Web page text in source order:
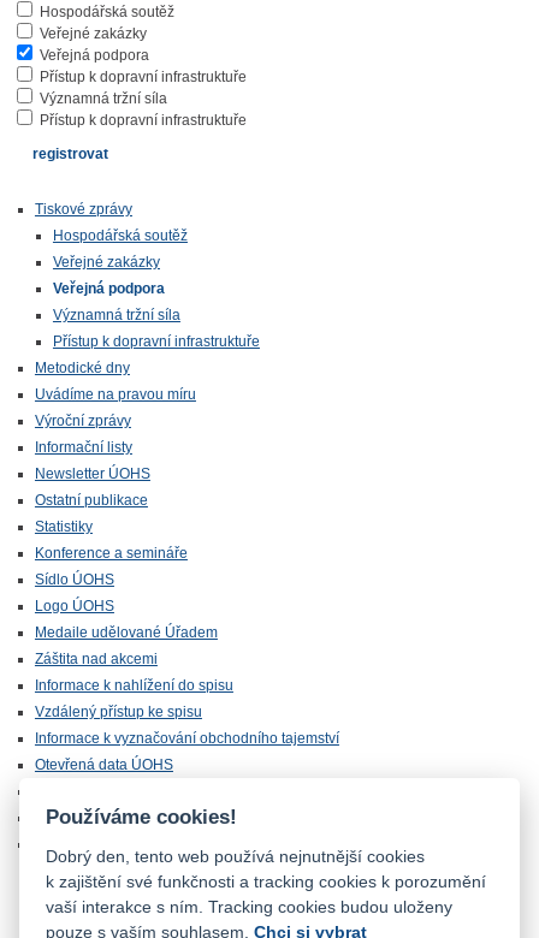
Hospodářská soutěž
Veřejné zakázky
Veřejná podpora
Přístup k dopravní infrastruktuře
Významná tržní síla
Přístup k dopravní infrastruktuře
Tiskové zprávy
Hospodářská soutěž
Veřejné zakázky
Veřejná podpora
Významná tržní síla
Přístup k dopravní infrastruktuře
Metodické dny
Uvádíme na pravou míru
Výroční zprávy
Informační listy
Newsletter ÚOHS
Ostatní publikace
Statistiky
Konference a semináře
Sídlo ÚOHS
Logo ÚOHS
Medaile udělované Úřadem
Záštita nad akcemi
Informace k nahlížení do spisu
Vzdálený přístup ke spisu
Informace k vyznačování obchodního tajemství
Otevřená data ÚOHS
Chráněná zóna
Používáme cookies!
Dobrý den, tento web používá nejnutnější cookies
k zajištění své funkčnosti a tracking cookies k porozumění
vaší interakce s ním. Tracking cookies budou uloženy
pouze s vaším souhlasem.Chci si vybrat